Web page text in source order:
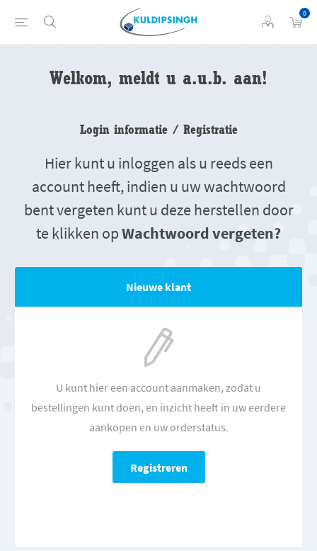
0
Welkom, meldt u a.u.b. aan!
Login informatie / Registratie
Hier kunt u inloggen als u reeds een
account heeft, indien u uw wachtwoord
bent vergeten kunt u deze herstellen door
te klikken opWachtwoord vergeten?
Nieuwe klant
U kunt hier een account aanmaken, zodat u
bestellingen kunt doen, en inzicht heeft in uw eerdere
aankopen en uw orderstatus.